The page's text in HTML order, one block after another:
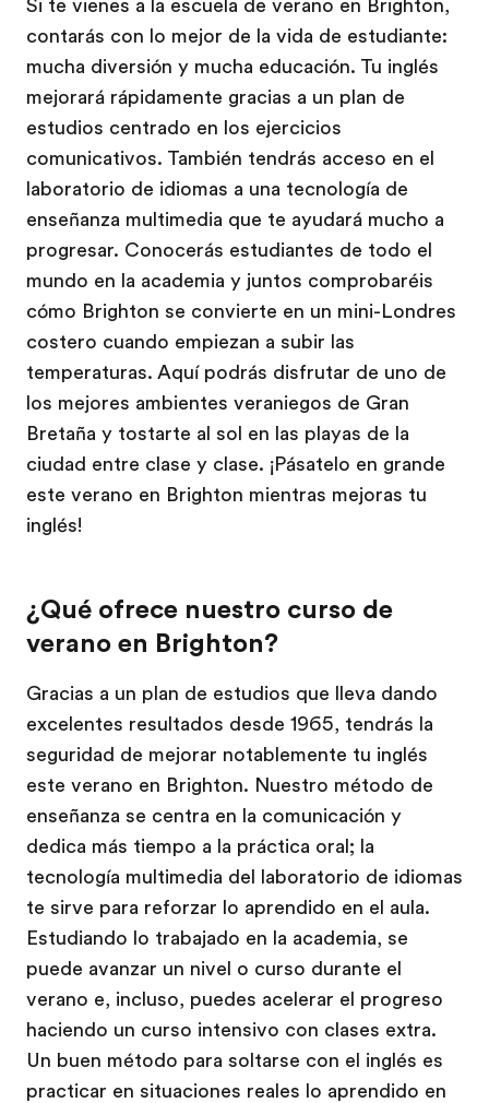
Si te vienes a la escuela de verano en Brighton,
contarás con lo mejor de la vida de estudiante:
mucha diversión y mucha educación. Tu inglés
mejorará rápidamente gracias a un plan de
estudios centrado en los ejercicios
comunicativos. También tendrás acceso en el
laboratorio de idiomas a una tecnología de
enseñanza multimedia que te ayudará mucho a
progresar. Conocerás estudiantes de todo el
mundo en la academia y juntos comprobaréis
cómo Brighton se convierte en un mini-Londres
costero cuando empiezan a subir las
temperaturas. Aquí podrás disfrutar de uno de
los mejores ambientes veraniegos de Gran
Bretaña y tostarte al sol en las playas de la
ciudad entre clase y clase. ¡Pásatelo en grande
este verano en Brighton mientras mejoras tu
inglés!
¿Qué ofrece nuestro curso de
verano en Brighton?
Gracias a un plan de estudios que lleva dando
excelentes resultados desde 1965, tendrás la
seguridad de mejorar notablemente tu inglés
este verano en Brighton. Nuestro método de
enseñanza se centra en la comunicación y
dedica más tiempo a la práctica oral; la
tecnología multimedia del laboratorio de idiomas
te sirve para reforzar lo aprendido en el aula.
Estudiando lo trabajado en la academia, se
puede avanzar un nivel o curso durante el
verano e, incluso, puedes acelerar el progreso
haciendo un curso intensivo con clases extra.
Un buen método para soltarse con el inglés es
practicar en situaciones reales lo aprendido en